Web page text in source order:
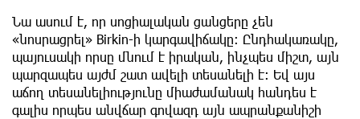
Նա ասում է, որ սոցիալական ցանցերը չեն
«նոսրացրել» Birkin-ի կարգավիճակը։ Ընդհակառակը,
պայուսակի որսը մնում է իրական, ինչպես միշտ, այն
պարզապես այժմ շատ ավելի տեսանելի է։ Եվ այս
աճող տեսանելիությունը միաժամանակ հանդես է
գալիս որպես անվճար գովազդ այն ապրանքանիշի